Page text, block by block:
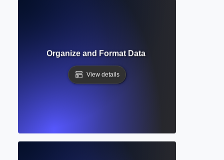
How to Organize and Format Data in Academic
View details